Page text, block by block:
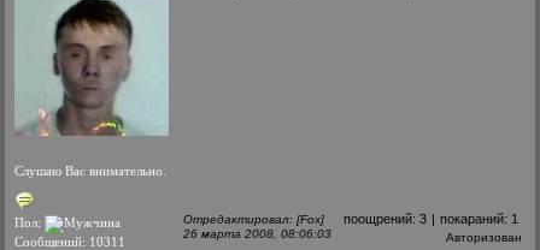
Слушаю Вас внимательно.
Пол:
Сообщений: 10311
Отредактировал: [Fox]
26 марта 2008, 08:06:03
поощрений: 3 | покараний: 1
Авторизован